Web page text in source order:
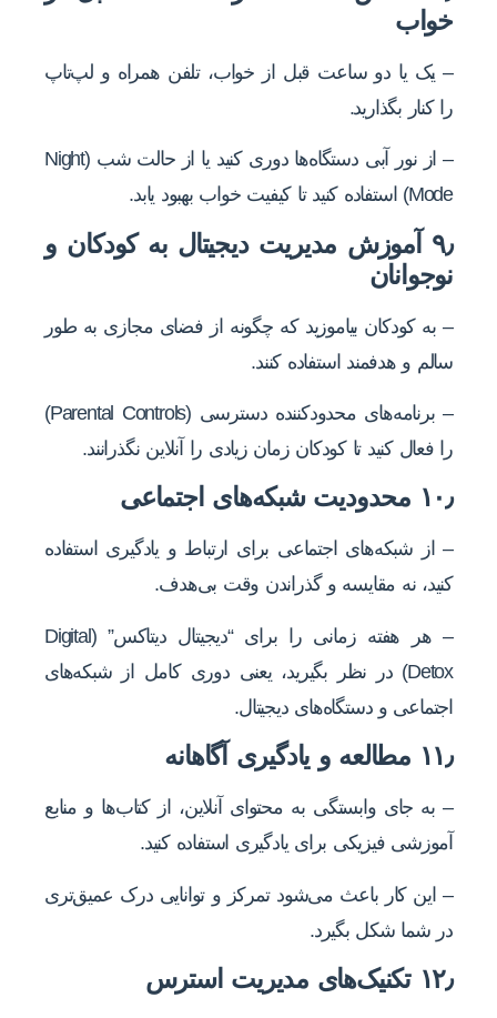
خواب
– یک یا دو ساعت قبل از خواب، تلفن همراه و لپ‌تاپ
را کنار بگذارید.
– از نور آبی دستگاه‌ها دوری کنید یا از حالت شب (Night
Mode) استفاده کنید تا کیفیت خواب بهبود یابد.
۹٫ آموزش مدیریت دیجیتال به کودکان و
نوجوانان
– به کودکان بیاموزید که چگونه از فضای مجازی به طور
سالم و هدفمند استفاده کنند.
– برنامه‌های محدودکننده دسترسی (Parental Controls)
را فعال کنید تا کودکان زمان زیادی را آنلاین نگذرانند.
۱۰٫ محدودیت شبکه‌های اجتماعی
– از شبکه‌های اجتماعی برای ارتباط و یادگیری استفاده
کنید، نه مقایسه و گذراندن وقت بی‌هدف.
– هر هفته زمانی را برای “دیجیتال دیتاکس” (Digital
Detox) در نظر بگیرید، یعنی دوری کامل از شبکه‌های
اجتماعی و دستگاه‌های دیجیتال.
۱۱٫ مطالعه و یادگیری آگاهانه
– به جای وابستگی به محتوای آنلاین، از کتاب‌ها و منابع
آموزشی فیزیکی برای یادگیری استفاده کنید.
– این کار باعث می‌شود تمرکز و توانایی درک عمیق‌تری
در شما شکل بگیرد.
۱۲٫ تکنیک‌های مدیریت استرس